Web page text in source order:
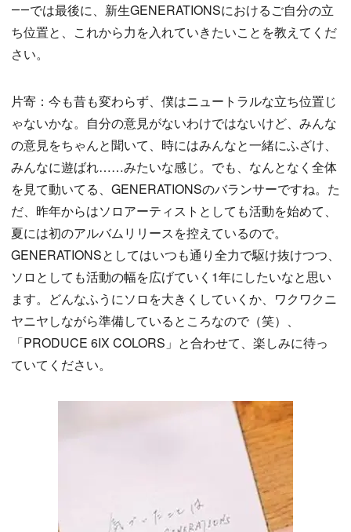
――では最後に、新生GENERATIONSにおけるご自分の立
ち位置と、これから力を入れていきたいことを教えてくだ
さい。
片寄：今も昔も変わらず、僕はニュートラルな立ち位置じ
ゃないかな。自分の意見がないわけではないけど、みんな
の意見をちゃんと聞いて、時にはみんなと一緒にふざけ、
みんなに遊ばれ……みたいな感じ。でも、なんとなく全体
を見て動いてる、GENERATIONSのバランサーですね。た
だ、昨年からはソロアーティストとしても活動を始めて、
夏には初のアルバムリリースを控えているので。
GENERATIONSとしてはいつも通り全力で駆け抜けつつ、
ソロとしても活動の幅を広げていく1年にしたいなと思い
ます。どんなふうにソロを大きくしていくか、ワクワクニ
ヤニヤしながら準備しているところなので（笑）、
「PRODUCE 6IX COLORS」と合わせて、楽しみに待っ
ていてください。